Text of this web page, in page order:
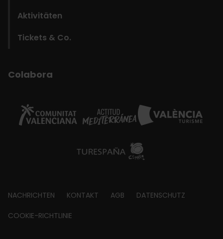
Aktivitäten
Tickets & Co.
Colabora
Footer
about
NACHRICHTEN KONTAKT AGB DATENSCHUTZ
COOKIE-RICHTLINIE